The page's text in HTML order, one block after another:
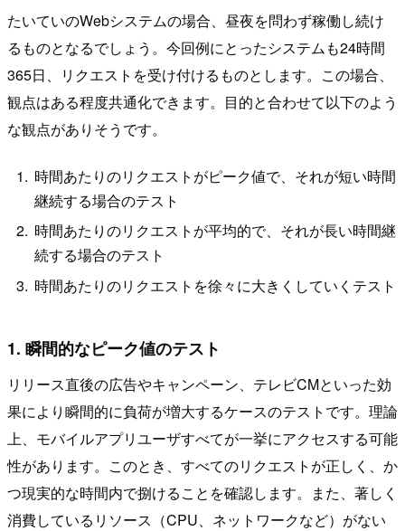
たいていのWebシステムの場合、昼夜を問わず稼働し続け
るものとなるでしょう。今回例にとったシステムも24時間
365日、リクエストを受け付けるものとします。この場合、
観点はある程度共通化できます。目的と合わせて以下のよう
な観点がありそうです。
時間あたりのリクエストがピーク値で、それが短い時間
継続する場合のテスト
時間あたりのリクエストが平均的で、それが長い時間継
続する場合のテスト
時間あたりのリクエストを徐々に大きくしていくテスト
1. 瞬間的なピーク値のテスト
リリース直後の広告やキャンペーン、テレビCMといった効
果により瞬間的に負荷が増大するケースのテストです。理論
上、モバイルアプリユーザすべてが一挙にアクセスする可能
性があります。このとき、すべてのリクエストが正しく、か
つ現実的な時間内で捌けることを確認します。また、著しく
消費しているリソース（CPU、ネットワークなど）がない